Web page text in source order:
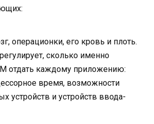
операционки, его кровь и плоть.
сколько именно
отдать каждому приложению:
время, возможности
устройств и устройств ввода-